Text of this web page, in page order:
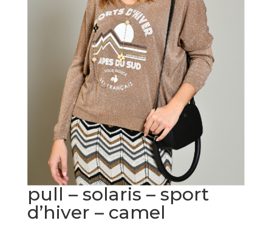
pull – solaris – sport
d’hiver – camel